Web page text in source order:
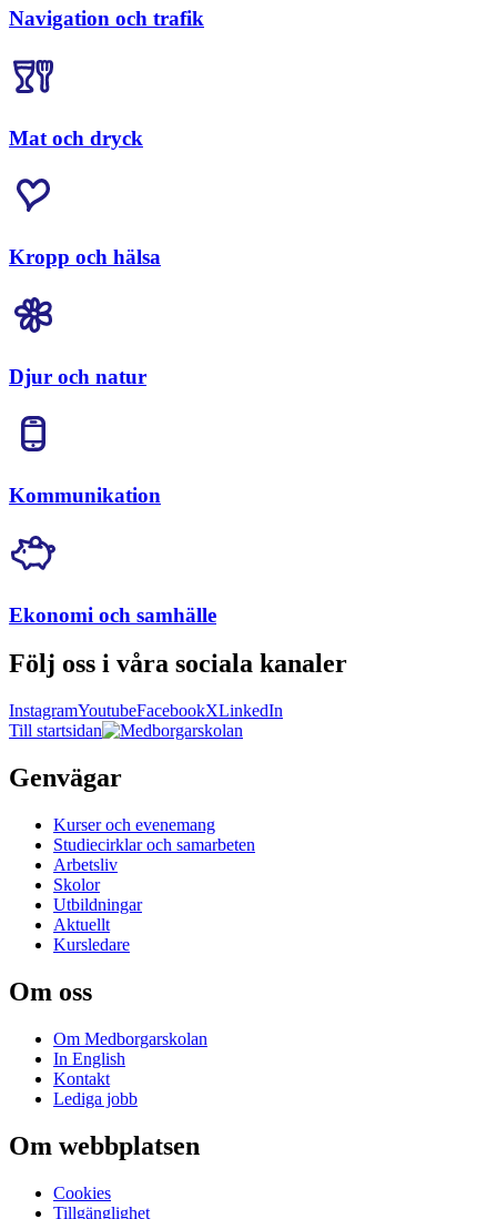
Navigation och trafik
Mat och dryck
Kropp och hälsa
Djur och natur
Kommunikation
Ekonomi och samhälle
Följ oss i våra sociala kanaler
InstagramYoutubeFacebookXLinkedIn
Till startsidan
Genvägar
Kurser och evenemang
Studiecirklar och samarbeten
Arbetsliv
Skolor
Utbildningar
Aktuellt
Kursledare
Om oss
Om Medborgarskolan
In English
Kontakt
Lediga jobb
Om webbplatsen
Cookies
Tillgänglighet